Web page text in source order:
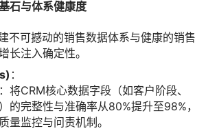
石与体系健康度
不可撼动的销售数据体系与健康的销售
长注入确定性。
：
：将CRM核心数据字段（如客户阶段、
的完整性与准确率从80%提升至98%，
量监控与问责机制。